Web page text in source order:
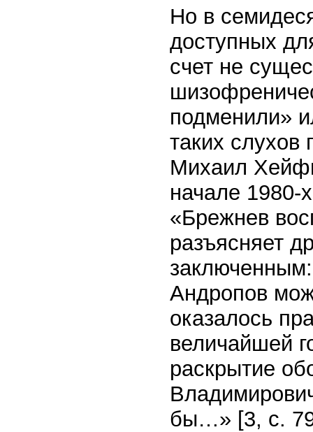
Но в
доступных
счет не
подменили»
таких слухов
Михаил
начале 1980-
«Брежнев
разъясняет
Андропов
оказалось
величайшей
раскрытие
бы…» [3, с.